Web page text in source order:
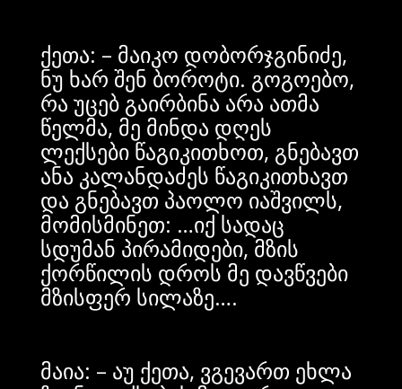
ქეთა: – მაიკო დობორჯგინიძე,
ნუ ხარ შენ ბოროტი. გოგოებო,
რა უცებ გაირბინა არა ათმა
წელმა, მე მინდა დღეს
ლექსები წაგიკითხოთ, გნებავთ
ანა კალანდაძეს წაგიკითხავთ
და გნებავთ პაოლო იაშვილს,
მომისმინეთ: …იქ სადაც
სდუმან პირამიდები, მზის
ქორწილის დროს მე დავწვები
მზისფერ სილაზე….
მაია: – აუ ქეთა, ვგევართ ეხლა